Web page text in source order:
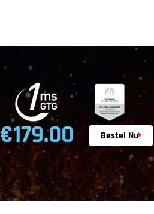
€179.00 Bestel Nu